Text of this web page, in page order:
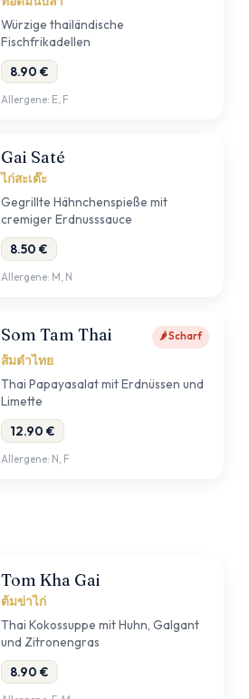
Würzige thailändische
Fischfrikadellen
8.90 €
Allergene: E, F
Gai Saté
ไก่สะเต๊ะ
Gegrillte Hähnchenspieße mit
cremiger Erdnusssauce
8.50 €
Allergene: M, N
Som Tam Thai 🌶 Scharf
ส้มตำไทย
Thai Papayasalat mit Erdnüssen und
Limette
12.90 €
Allergene: N, F
Tom Kha Gai
ต้มข่าไก่
Thai Kokossuppe mit Huhn, Galgant
und Zitronengras
8.90 €